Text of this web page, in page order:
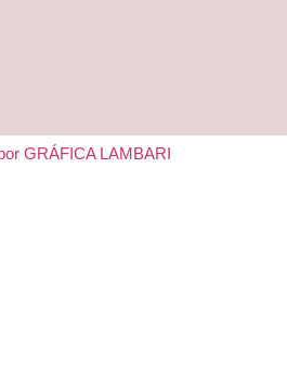
GRÁFICA LAMBARI